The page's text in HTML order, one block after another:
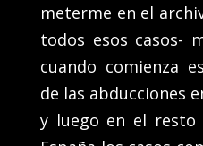
meterme en el
todos esos casos-
cuando comienza
de las abducciones
y luego en el resto